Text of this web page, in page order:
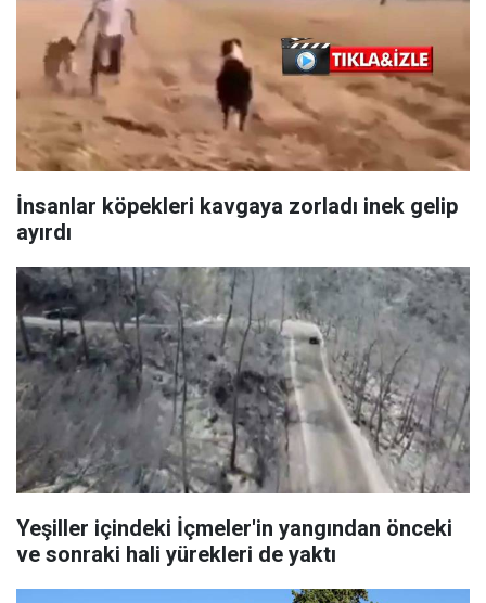
İnsanlar köpekleri kavgaya zorladı inek gelip
ayırdı
Yeşiller içindeki İçmeler'in yangından önceki
ve sonraki hali yürekleri de yaktı